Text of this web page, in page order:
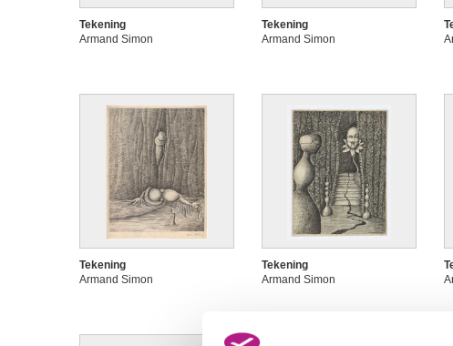
Tekening
Armand Simon
Tekening
Armand Simon
Tekening
Armand Simon
Tekening
Armand Simon